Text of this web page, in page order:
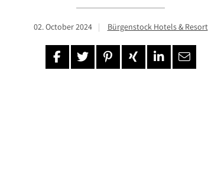
02. October 2024 Bürgenstock Hotels & Resort